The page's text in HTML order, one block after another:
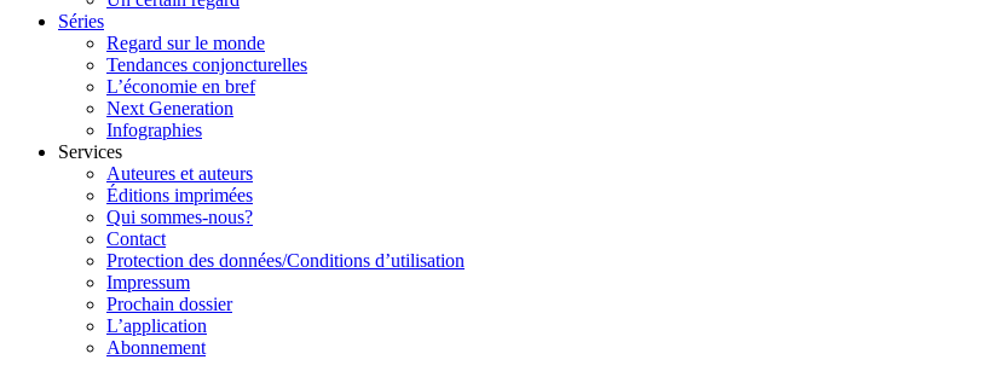
Séries
Regard sur le monde
Tendances conjoncturelles
L’économie en bref
Next Generation
Infographies
Services
Auteures et auteurs
Éditions imprimées
Qui sommes-nous?
Contact
Protection des données/Conditions d’utilisation
Impressum
Prochain dossier
L’application
Abonnement